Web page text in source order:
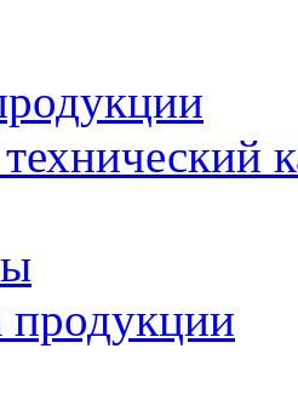
продукции